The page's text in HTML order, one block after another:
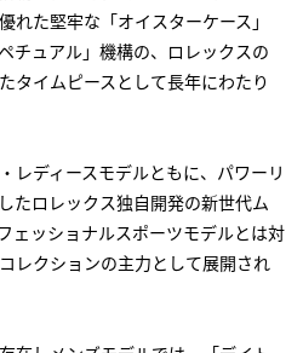
れた堅牢な「オイスターケース」
チュアル」機構の、ロレックスの
タイムピースとして長年にわたり
レディースモデルともに、パワーリ
たロレックス独自開発の新世代ム
ェッショナルスポーツモデルとは対
レクションの主力として展開され